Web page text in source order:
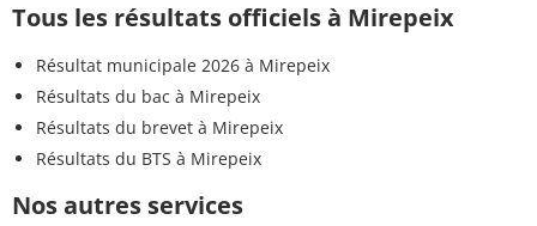
Tous les résultats officiels à Mirepeix
Résultat municipale 2026 à Mirepeix
Résultats du bac à Mirepeix
Résultats du brevet à Mirepeix
Résultats du BTS à Mirepeix
Nos autres services